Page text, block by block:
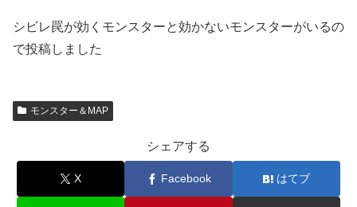
シビレ罠が効くモンスターと効かないモンスターがいるの
で投稿しました
モンスター＆MAP
シェアする
X Facebook はてブ